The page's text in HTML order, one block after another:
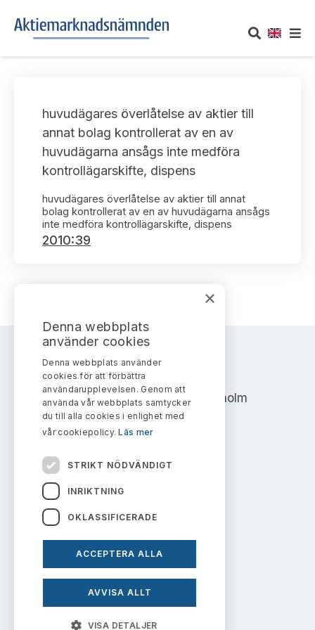
Om oss
Vårt uppdrag
Arbetssätt och jävsfrågor
Ledamöter
Huvudmän
Verksamhetsberättelser
Publikationer och anföranden
UTTALANDEN
Om nämndens uttalanden
Framställningar och konsultation
Uttalanden sorterade efter publiceringsdatum
Sök uttalanden
Avgifter
Prenumerera
TAKEOVER-REGLER
Takeover-regler för reglerade marknader och vissa
handelsplattformar
AKTUELLT
Nyheter och pressmeddelanden
KONTAKT
Kontakt administrativa ärenden
huvudägares överlåtelse av aktier till
annat bolag kontrollerat av en av
huvudägarna ansågs inte medföra
kontrollägarskifte, dispens
huvudägares överlåtelse av aktier till annat
bolag kontrollerat av en av huvudägarna ansågs
inte medföra kontrollägarskifte, dispens
2010:39
AKTIEMARKNADSNÄMNDEN
Address: Box 7354, 103 90 Stockholm
info@aktiemarknadsnamnden.se
Om innehållet
Om webbplatsen
Prenumerera på uttalanden
×
Denna webbplats
använder cookies
Denna webbplats använder
cookies för att förbättra
användarupplevelsen. Genom att
använda vår webbplats samtycker
du till alla cookies i enlighet med
vår cookiepolicy.Läs mer
STRIKT NÖDVÄNDIGT
INRIKTNING
OKLASSIFICERADE
ACCEPTERA ALLA
AVVISA ALLT
VISA DETALJER